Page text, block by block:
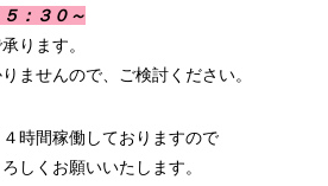
：３０～
ります。
ませんので、ご検討ください。
時間稼働しておりますので
しくお願いいたします。